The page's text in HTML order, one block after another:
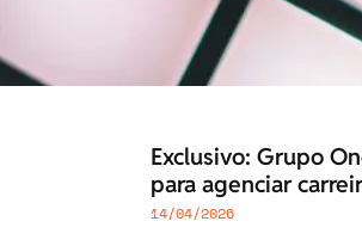
Exclusivo: Grupo
para agenciar
14/04/2026